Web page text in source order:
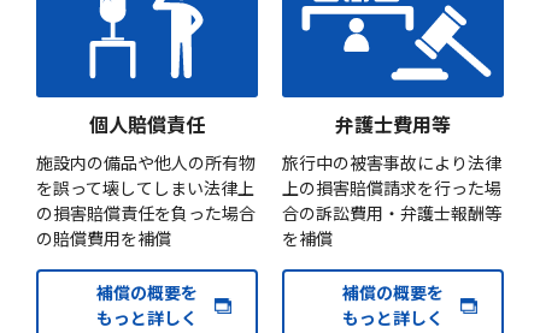
個人賠償責任
施設内の備品や他人の所有物
を誤って壊してしまい法律上
の損害賠償責任を負った場合
の賠償費用を補償
補償の概要を
もっと詳しく
弁護士費用等
旅行中の被害事故により法律
上の損害賠償請求を行った場
合の訴訟費用・弁護士報酬等
を補償
補償の概要を
もっと詳しく